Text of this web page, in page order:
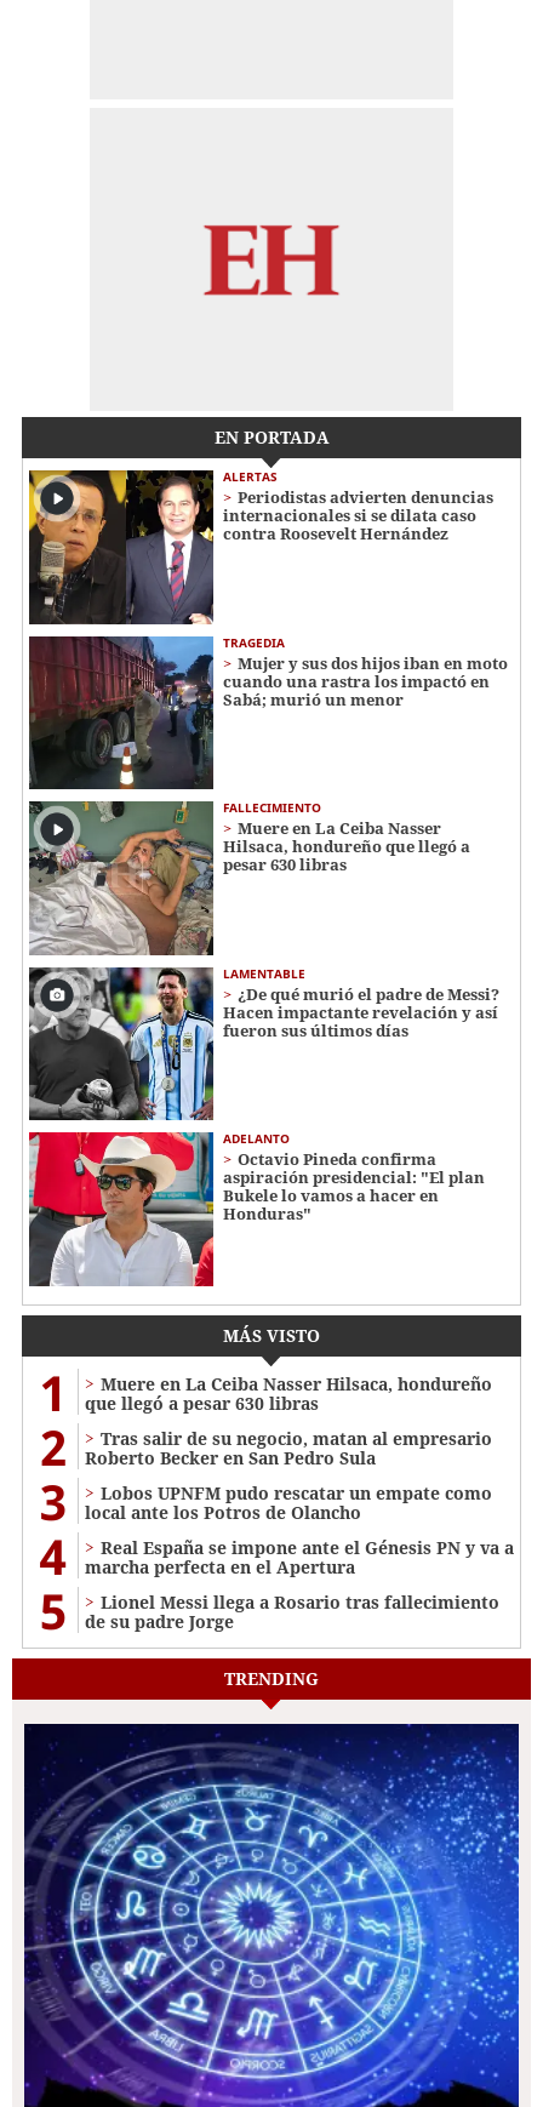
EN PORTADA
ALERTAS
Periodistas advierten denuncias
internacionales si se dilata caso
contra Roosevelt Hernández
TRAGEDIA
Mujer y sus dos hijos iban en moto
cuando una rastra los impactó en
Sabá; murió un menor
FALLECIMIENTO
Muere en La Ceiba Nasser
Hilsaca, hondureño que llegó a
pesar 630 libras
LAMENTABLE
¿De qué murió el padre de Messi?
Hacen impactante revelación y así
fueron sus últimos días
ADELANTO
Octavio Pineda confirma
aspiración presidencial: "El plan
Bukele lo vamos a hacer en
Honduras"
MÁS VISTO
1
Muere en La Ceiba Nasser Hilsaca, hondureño
que llegó a pesar 630 libras
2
Tras salir de su negocio, matan al empresario
Roberto Becker en San Pedro Sula
3
Lobos UPNFM pudo rescatar un empate como
local ante los Potros de Olancho
4
Real España se impone ante el Génesis PN y va a
marcha perfecta en el Apertura
5
Lionel Messi llega a Rosario tras fallecimiento
de su padre Jorge
TRENDING